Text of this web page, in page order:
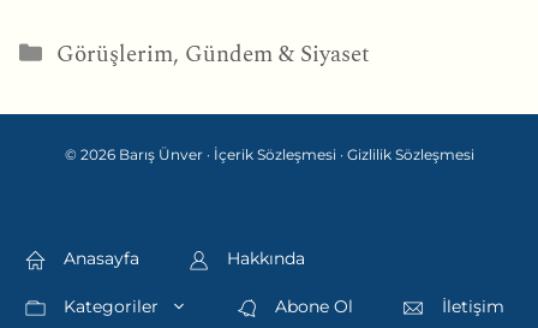
Kategoriler
Görüşlerim, Gündem & Siyaset
© 2026 Barış Ünver · İçerik Sözleşmesi · Gizlilik Sözleşmesi
Anasayfa Hakkında
Kategoriler Abone Ol İletişim